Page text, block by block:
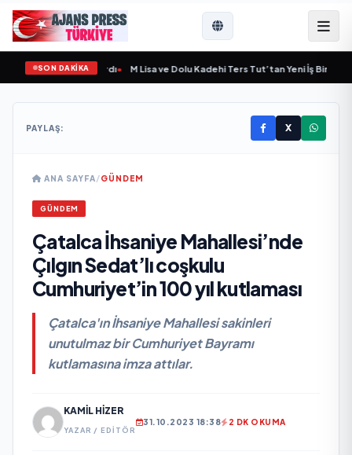
SON DAKİKA
Marka Kazandırdı M Lisa ve Dolu Kadehi Ters Tut’tan Yeni İş Birliği:
PAYLAŞ: X
ANA SAYFA/GÜNDEM
GÜNDEM
Çatalca İhsaniye Mahallesi’nde
Çılgın Sedat’lı coşkulu
Cumhuriyet’in 100 yıl kutlaması
Çatalca'ın İhsaniye Mahallesi sakinleri
unutulmaz bir Cumhuriyet Bayramı
kutlamasına imza attılar.
KAMIL HIZER
YAZAR / EDITÖR
31.10.2023 18:38 2 DK OKUMA